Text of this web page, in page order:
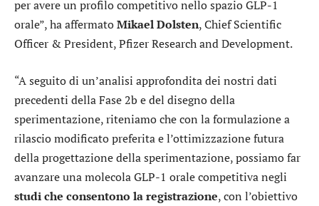
per avere un profilo competitivo nello spazio GLP-1
orale”, ha affermatoMikael Dolsten, Chief Scientific
Officer & President, Pfizer Research and Development.
“A seguito di un’analisi approfondita dei nostri dati
precedenti della Fase 2b e del disegno della
sperimentazione, riteniamo che con la formulazione a
rilascio modificato preferita e l’ottimizzazione futura
della progettazione della sperimentazione, possiamo far
avanzare una molecola GLP-1 orale competitiva negli
studi che consentono la registrazione, con l’obiettivo